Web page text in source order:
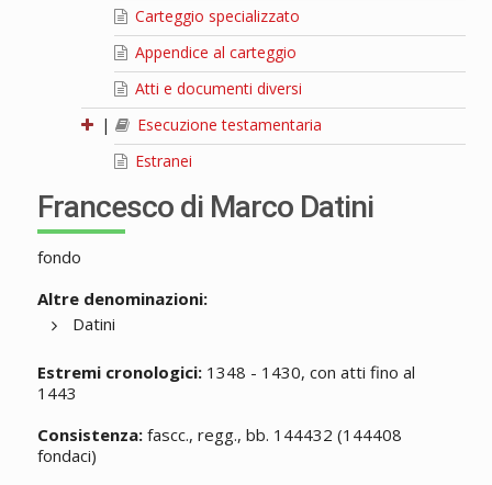
Carteggio specializzato
Appendice al carteggio
Atti e documenti diversi
|
Esecuzione testamentaria
Estranei
Francesco di Marco Datini
fondo
Altre denominazioni:
Datini
Estremi cronologici:1348 - 1430, con atti fino al
1443
Consistenza:fascc., regg., bb. 144432 (144408
fondaci)